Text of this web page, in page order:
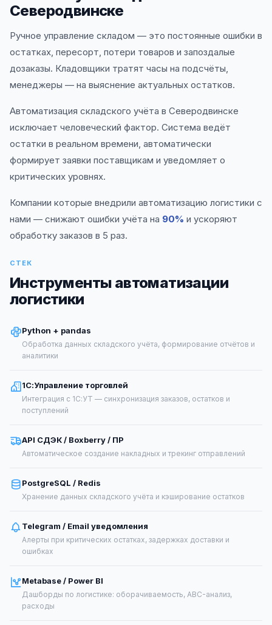
Северодвинске
Ручное управление складом — это постоянные ошибки в
остатках, пересорт, потери товаров и запоздалые
дозаказы. Кладовщики тратят часы на подсчёты,
менеджеры — на выяснение актуальных остатков.
Автоматизация складского учёта в Северодвинске
исключает человеческий фактор. Система ведёт
остатки в реальном времени, автоматически
формирует заявки поставщикам и уведомляет о
критических уровнях.
Компании которые внедрили автоматизацию логистики с
нами — снижают ошибки учёта на 90% и ускоряют
обработку заказов в 5 раз.
СТЕК
Инструменты автоматизации
логистики
Python + pandas
Обработка данных складского учёта, формирование отчётов и
аналитики
1С:Управление торговлей
Интеграция с 1С:УТ — синхронизация заказов, остатков и
поступлений
API СДЭК / Boxberry / ПР
Автоматическое создание накладных и трекинг отправлений
PostgreSQL / Redis
Хранение данных складского учёта и кэширование остатков
Telegram / Email уведомления
Алерты при критических остатках, задержках доставки и
ошибках
Metabase / Power BI
Дашборды по логистике: оборачиваемость, ABC-анализ,
расходы